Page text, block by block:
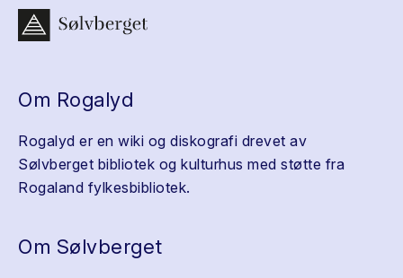
Om Rogalyd
Rogalyd er en wiki og diskografi drevet av
Sølvberget bibliotek og kulturhus med støtte fra
Rogaland fylkesbibliotek.
Om Sølvberget